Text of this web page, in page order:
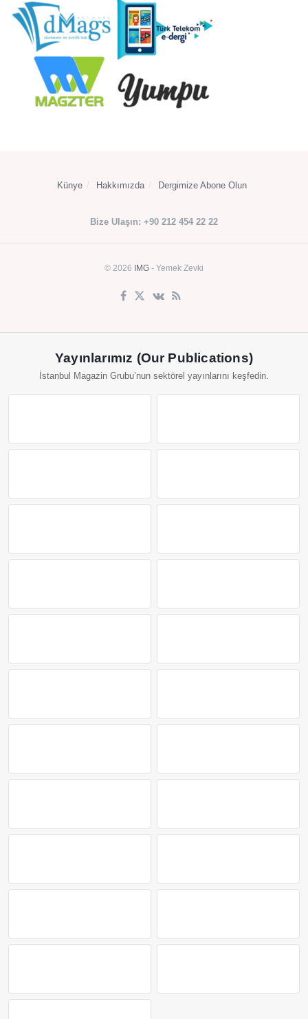
Künye Hakkımızda Dergimize Abone Olun
Bize Ulaşın: +90 212 454 22 22
© 2026 IMG - Yemek Zevki
Yayınlarımız (Our Publications)
İstanbul Magazin Grubu’nun sektörel yayınlarını keşfedin.